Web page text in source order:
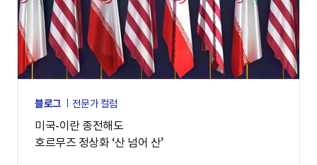
블로그 전문가 컬럼
미국-이란 종전해도
호르무즈 정상화 ‘산 넘어 산’